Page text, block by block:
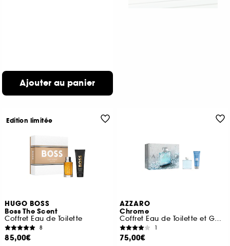
Ajouter au panier
HUGO BOSS
Boss The Scent
Coffret Eau de Toilette
8
85,00€
Edition limitée
AZZARO
Chrome
Coffret Eau de Toilette et Gel Douche Cheveux & Corps
1
75,00€